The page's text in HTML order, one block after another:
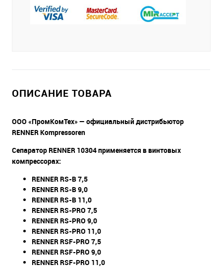
ОПИСАНИЕ ТОВАРА
ООО «ПромКомТех» — официальный дистрибьютор
RENNER Kompressoren
Сепаратор RENNER 10304 применяется в винтовых
компрессорах:
RENNER RS-B 7,5
RENNER RS-B 9,0
RENNER RS-B 11,0
RENNER RS-PRO 7,5
RENNER RS-PRO 9,0
RENNER RS-PRO 11,0
RENNER RSF-PRO 7,5
RENNER RSF-PRO 9,0
RENNER RSF-PRO 11,0